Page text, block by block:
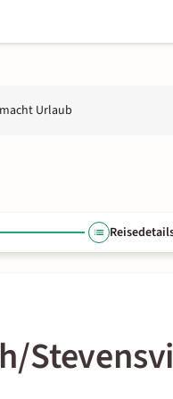
macht Urlaub